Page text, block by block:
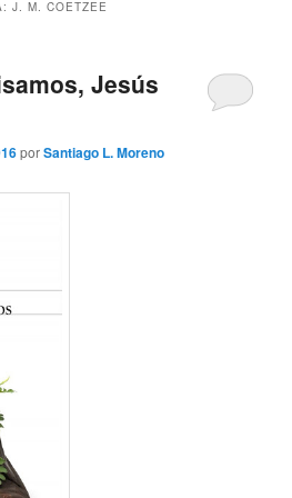
J. M. COETZEE
Jesús
porSantiago L. Moreno